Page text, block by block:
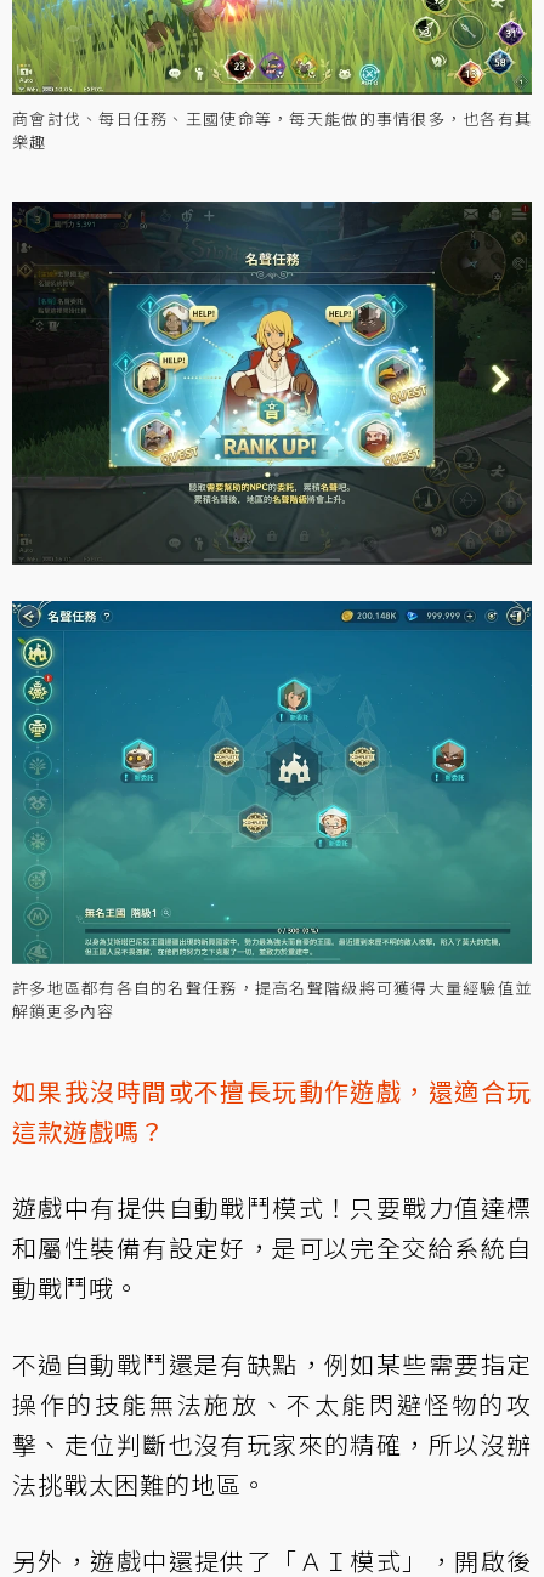
商會討伐、每日任務、王國使命等，每天能做的事情很多，也各有其
樂趣
許多地區都有各自的名聲任務，提高名聲階級將可獲得大量經驗值並
解鎖更多內容
如果我沒時間或不擅長玩動作遊戲，還適合玩
這款遊戲嗎？
遊戲中有提供自動戰鬥模式！只要戰力值達標
和屬性裝備有設定好，是可以完全交給系統自
動戰鬥哦。
不過自動戰鬥還是有缺點，例如某些需要指定
操作的技能無法施放、不太能閃避怪物的攻
擊、走位判斷也沒有玩家來的精確，所以沒辦
法挑戰太困難的地區。
另外，遊戲中還提供了「ＡＩ模式」，開啟後